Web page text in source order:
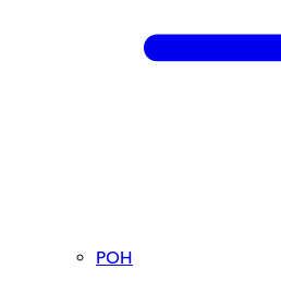
POH